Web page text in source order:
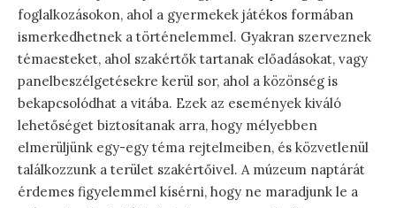
foglalkozásokon, ahol a gyermekek játékos formában
ismerkedhetnek a történelemmel. Gyakran szerveznek
témaesteket, ahol szakértők tartanak előadásokat, vagy
panelbeszélgetésekre kerül sor, ahol a közönség is
bekapcsolódhat a vitába. Ezek az események kiváló
lehetőséget biztosítanak arra, hogy mélyebben
elmerüljünk egy-egy téma rejtelmeiben, és közvetlenül
találkozzunk a terület szakértőivel. A múzeum naptárát
érdemes figyelemmel kísérni, hogy ne maradjunk le a